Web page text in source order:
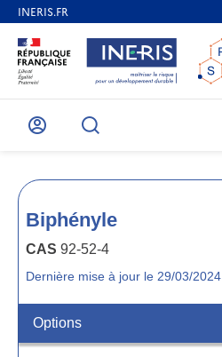
Mon
Recherche
Biphényle
CAS 92-52-4
Dernière mise à jour le 29/03/2024
Options